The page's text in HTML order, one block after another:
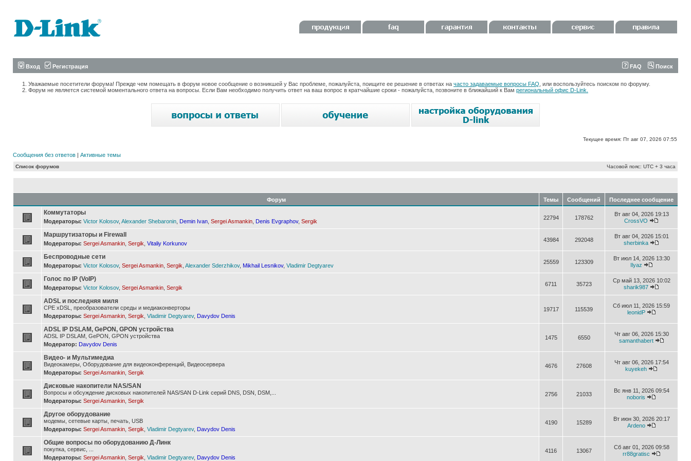
Вход Регистрация FAQ Поиск
Уважаемые посетители форума! Прежде чем помещать в форум новое сообщение о возникшей у Вас проблеме, пожалуйста, поищите ее решение в ответах на часто задаваемые вопросы FAQ , или воспользуйтесь поиском по форуму.
Форум не является системой моментального ответа на вопросы. Если Вам необходимо получить ответ на ваш вопрос в кратчайшие сроки - пожалуйста, позвоните в ближайший к Вам региональный офис D-Link.
Текущее время: Пт авг 07, 2026 07:55
Сообщения без ответов | Активные темы
Список форумов Часовой пояс: UTC + 3 часа
Форум Темы Сообщений Последнее сообщение
Коммутаторы
Модераторы: Victor Kolosov, Alexander Shebaronin Demin Ivan Sergei Asmankin Denis Evgraphov, Sergik
22794 178762
Вт авг 04, 2026 19:13
CrossVO
Маршрутизаторы и Firewall
Модераторы: Sergei Asmankin Sergik Vitaliy Korkunov
43984 292048
Вт авг 04, 2026 15:01
sherbinka
Беспроводные сети
Модераторы: Victor Kolosov, Sergei Asmankin Sergik Alexander Sderzhikov, Mikhail Lesnikov, Vladimir Degtyarev
25559 123309
Вт июл 14, 2026 13:30
Ilyaz
Голос по IP (VoIP)
Модераторы: Victor Kolosov, Sergei Asmankin Sergik
6711 35723
Ср май 13, 2026 10:02
sharik987
ADSL и последняя миля
CPE xDSL, преобразователи среды и медиаконверторы
Модераторы: Sergei Asmankin Sergik Vladimir Degtyarev, Davydov Denis
19717 115539
Сб июл 11, 2026 15:59
leonidP
ADSL IP DSLAM, GePON, GPON устройства
ADSL IP DSLAM, GePON, GPON устройства
Модератор: Davydov Denis
1475 6550
Чт авг 06, 2026 15:30
samanthabert
Видео- и Мультимедиа
Видеокамеры, Оборудование для видеоконференций, Видеосервера
Модераторы: Sergei Asmankin Sergik
4676 27608
Чт авг 06, 2026 17:54
kuyekeh
Дисковые накопители NAS/SAN
Вопросы и обсуждение дисковых накопителей NAS/SAN D-Link серий DNS, DSN, DSM,...
Модераторы: Sergei Asmankin Sergik
2756 21033
Вс янв 11, 2026 09:54
noboris
Другое оборудование
модемы, сетевые карты, печать, USB
Модераторы: Sergei Asmankin Sergik Vladimir Degtyarev, Davydov Denis
4190 15289
Вт июн 30, 2026 20:17
Ardeno
Общие вопросы по оборудованию Д-Линк
покупка, сервис, ...
Модераторы: Sergei Asmankin Sergik Vladimir Degtyarev, Davydov Denis
4116 13067
Сб авг 01, 2026 09:58
rr88gratisc